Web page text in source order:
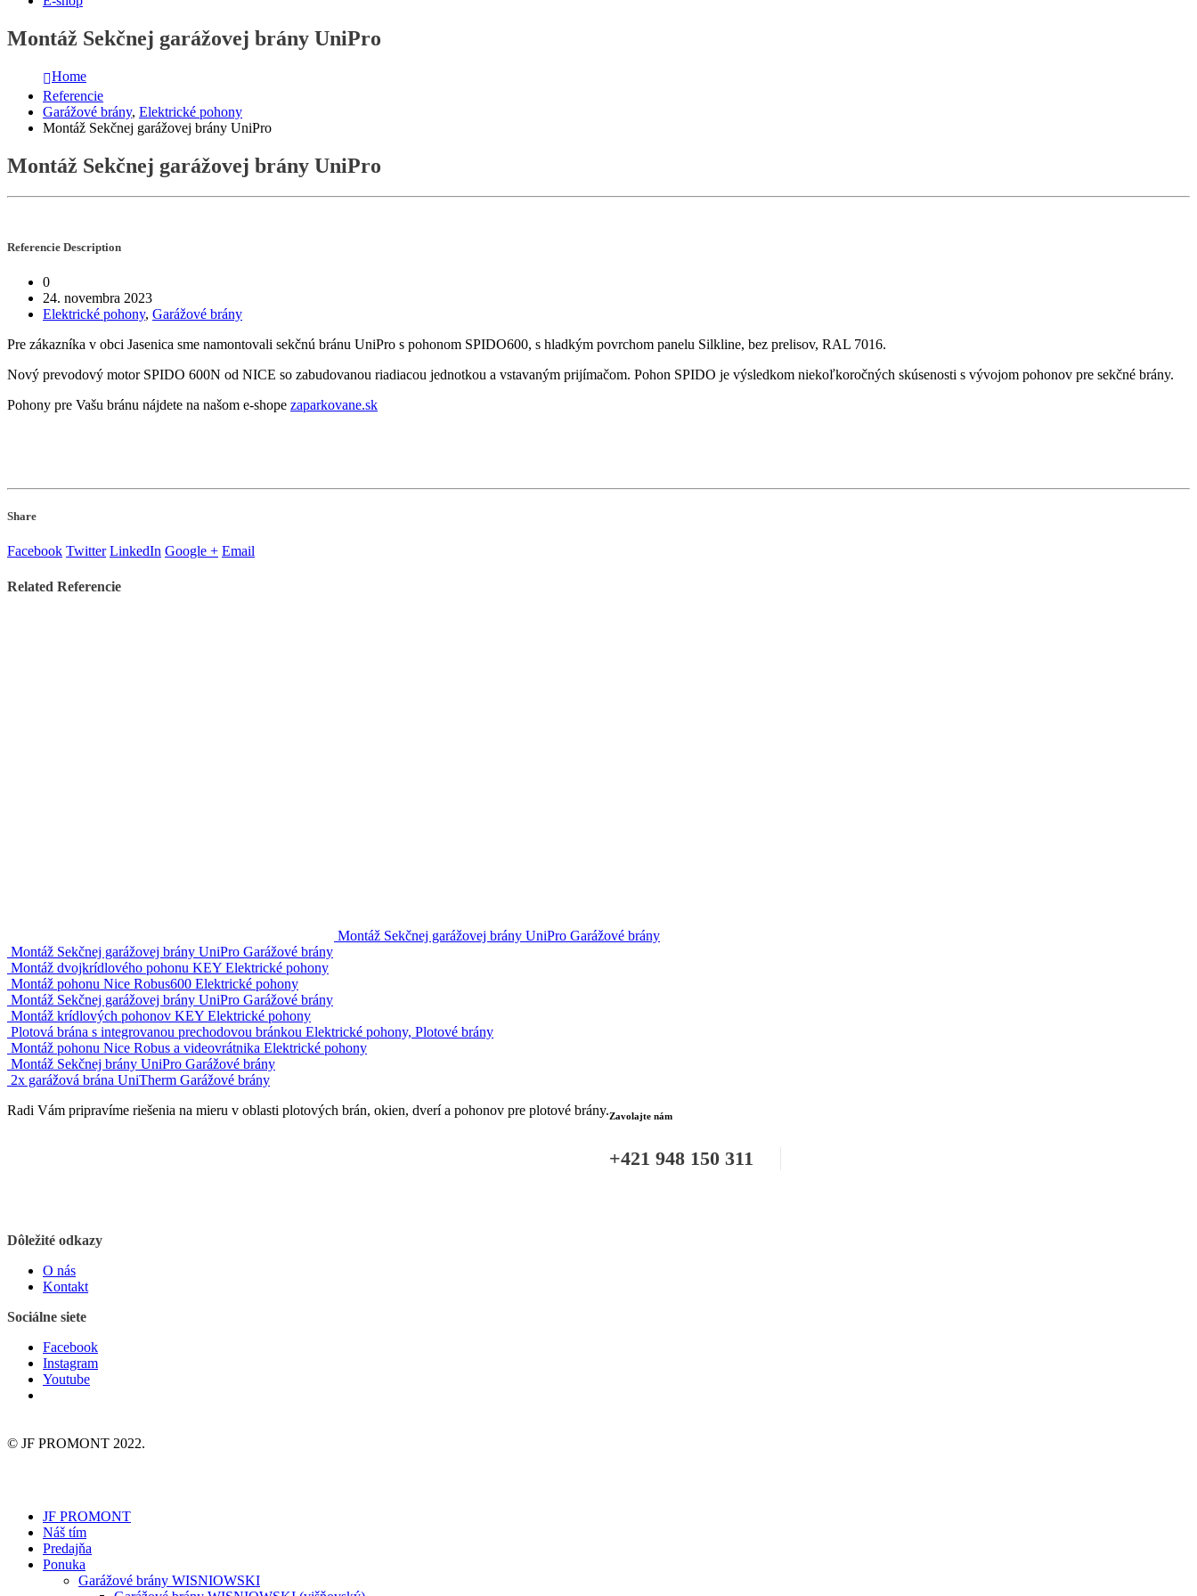
Montáž Sekčnej garážovej brány UniPro
Home
Referencie
Garážové brány, Elektrické pohony
Montáž Sekčnej garážovej brány UniPro
Montáž Sekčnej garážovej brány UniPro
Referencie Description
0
24. novembra 2023
Elektrické pohony, Garážové brány
Pre zákazníka v obci Jasenica sme namontovali sekčnú bránu UniPro s pohonom SPIDO600, s hladkým povrchom panelu Silkline, bez prelisov, RAL 7016.
Nový prevodový motor SPIDO 600N od NICE so zabudovanou riadiacou jednotkou a vstavaným prijímačom. Pohon SPIDO je výsledkom niekoľkoročných skúsenosti s vývojom pohonov pre sekčné brány.
Pohony pre Vašu bránu nájdete na našom e-shope zaparkovane.sk
Share
Facebook Twitter LinkedIn Google + Email
Related Referencie
Montáž Sekčnej garážovej brány UniPro Garážové brány
Montáž Sekčnej garážovej brány UniPro Garážové brány
Montáž dvojkrídlového pohonu KEY Elektrické pohony
Montáž pohonu Nice Robus600 Elektrické pohony
Montáž Sekčnej garážovej brány UniPro Garážové brány
Montáž krídlových pohonov KEY Elektrické pohony
Plotová brána s integrovanou prechodovou bránkou Elektrické pohony, Plotové brány
Montáž pohonu Nice Robus a videovrátnika Elektrické pohony
Montáž Sekčnej brány UniPro Garážové brány
2x garážová brána UniTherm Garážové brány
Radi Vám pripravíme riešenia na mieru v oblasti plotových brán, okien, dverí a pohonov pre plotové brány.Zavolajte nám
+421 948 150 311
Dôležité odkazy
O nás
Kontakt
Sociálne siete
Facebook
Instagram
Youtube
© JF PROMONT 2022.
JF PROMONT
Náš tím
Predajňa
Ponuka
Garážové brány WISNIOWSKI